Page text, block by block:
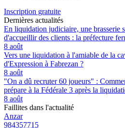
Inscription gratuite
Dernières actualités
En liquidation judiciaire, une brasserie
d'accueillir des clients : la préfecture
8 août
Vers une liquidation à l'amiable de la
d'Expression à Fabrezan ?
8 août
"On a dû recruter 60 joueurs" :
prépare à la Fédérale 3 après la
8 août
Faillites dans l'actualité
Anzar
984357715